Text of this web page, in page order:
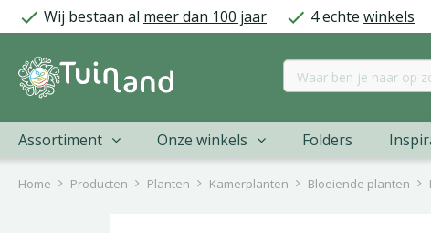
naar
Home Producten Planten Kamerplanten Bloeiende planten
Wij bestaan al meer dan 100 jaar 4 echte winkels
Assortiment Onze winkels Folders